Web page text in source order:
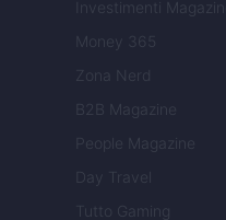
Investimenti Magazine
Money 365
Zona Nerd
B2B Magazine
People Magazine
Day Travel
Tutto Gaming